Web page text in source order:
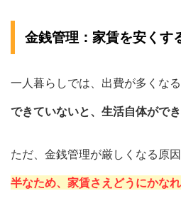
金銭管理：家賃を安くす
一人暮らしでは、出費が多くなる
できていないと、生活自体がで
ただ、金銭管理が厳しくなる原因
半なため、家賃さえどうにかな